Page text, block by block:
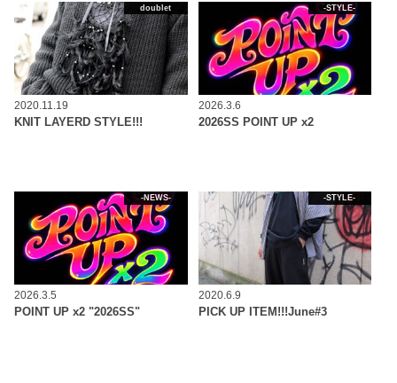
doublet
2020.11.19
KNIT LAYERD STYLE!!!
-STYLE-
2026.3.6
2026SS POINT UP x2
-NEWS-
2026.3.5
POINT UP x2 "2026SS"
-STYLE-
2020.6.9
PICK UP ITEM!!!June#3